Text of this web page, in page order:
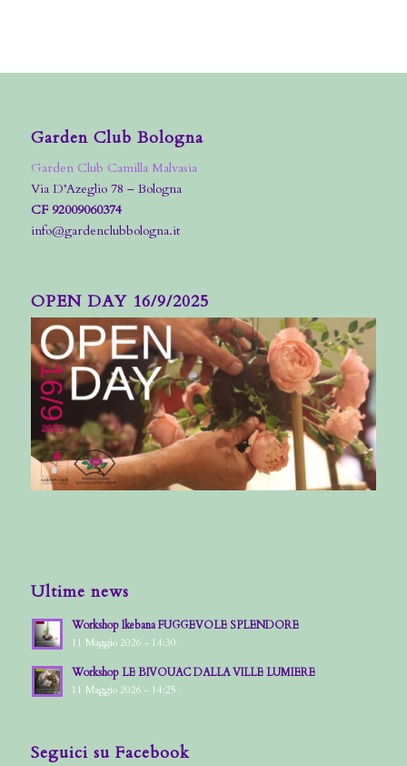
Garden Club Bologna
Garden Club Camilla Malvasia
Via D’Azeglio 78 – Bologna
CF 92009060374
info@gardenclubbologna.it
OPEN DAY 16/9/2025
Ultime news
Workshop Ikebana FUGGEVOLE SPLENDORE
11 Maggio 2026 - 14:30
Workshop LE BIVOUAC DALLA VILLE LUMIERE
11 Maggio 2026 - 14:25
Seguici su Facebook